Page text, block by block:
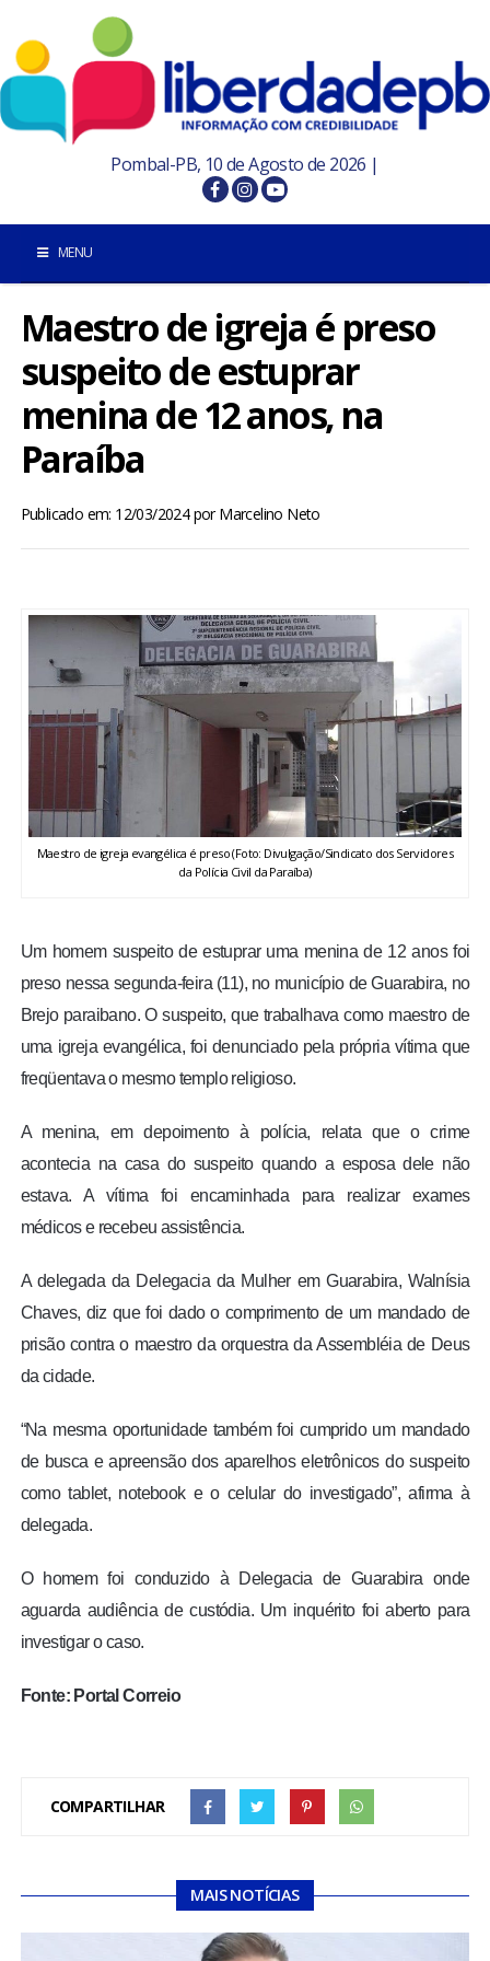
Pombal-PB, 10 de Agosto de 2026 |
MENU
INÍCIO
POMBAL E REGIÃO
ESPORTES
ENTRETENIMENTO
ENQUETE
TV LPB
Maestro de igreja é preso
suspeito de estuprar
menina de 12 anos, na
Paraíba
Publicado em: 12/03/2024porMarcelino Neto
Maestro de igreja evangélica é preso (Foto: Divulgação/Sindicato dos Servidores
da Polícia Civil da Paraíba)
Um homem suspeito de estuprar uma menina de 12 anos foi
preso nessa segunda-feira (11), no município de Guarabira, no
Brejo paraibano. O suspeito, que trabalhava como maestro de
uma igreja evangélica, foi denunciado pela própria vítima que
freqüentava o mesmo templo religioso.
A menina, em depoimento à polícia, relata que o crime
acontecia na casa do suspeito quando a esposa dele não
estava. A vítima foi encaminhada para realizar exames
médicos e recebeu assistência.
A delegada da Delegacia da Mulher em Guarabira, Walnísia
Chaves, diz que foi dado o comprimento de um mandado de
prisão contra o maestro da orquestra da Assembléia de Deus
da cidade.
“Na mesma oportunidade também foi cumprido um mandado
de busca e apreensão dos aparelhos eletrônicos do suspeito
como tablet, notebook e o celular do investigado”, afirma à
delegada.
O homem foi conduzido à Delegacia de Guarabira onde
aguarda audiência de custódia. Um inquérito foi aberto para
investigar o caso.
Fonte: Portal Correio
COMPARTILHAR
MAIS NOTÍCIAS